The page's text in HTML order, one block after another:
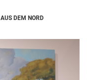
DEM NORD